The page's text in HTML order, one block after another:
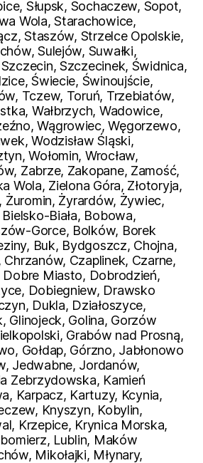
Słupsk, Sochaczew, Sopot,
Wola, Starachowice,
Staszów, Strzelce Opolskie,
Sulejów, Suwałki,
Szczecinek, Świdnica,
Świecie, Świnoujście,
Tczew, Toruń, Trzebiatów,
Wałbrzych, Wadowice,
Wągrowiec, Węgorzewo,
Wodzisław Śląski,
Wołomin, Wrocław,
Zabrze, Zakopane, Zamość,
Wola, Zielona Góra, Złotoryja,
Żuromin, Żyrardów, Żywiec,
Biała, Bobowa,
Gorce, Bolków, Borek
Buk, Bydgoszcz, Chojna,
Czaplinek, Czarne,
Dobre Miasto, Dobrodzień,
Dobiegniew, Drawsko
Dukla, Działoszyce,
Glinojeck, Golina, Gorzów
Grabów nad Prosną,
Gołdap, Górzno, Jabłonowo
Jedwabne, Jordanów,
Zebrzydowska, Kamień
Karpacz, Kartuzy, Kcynia,
Knyszyn, Kobylin,
Krzepice, Krynica Morska,
Lublin, Maków
Mikołajki, Młynary,